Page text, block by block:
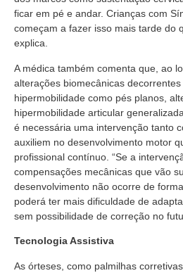
ficar em pé e andar. Crianças com
começam a fazer isso mais tarde do
explica.
A médica também comenta que, ao
alterações biomecânicas
hipermobilidade como pés planos,
hipermobilidade articular
é necessária uma intervenção tanto
auxiliem no desenvolvimento motor
profissional contínuo. “Se a
compensações mecânicas que vão
desenvolvimento não ocorre de
poderá ter mais dificuldade de
sem possibilidade de correção no
Tecnologia Assistiva
As órteses, como palmilhas